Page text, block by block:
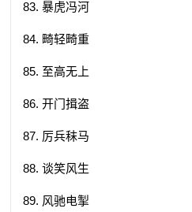
83. 暴虎冯河
84. 畸轻畸重
85. 至高无上
86. 开门揖盗
87. 厉兵秣马
88. 谈笑风生
89. 风驰电掣